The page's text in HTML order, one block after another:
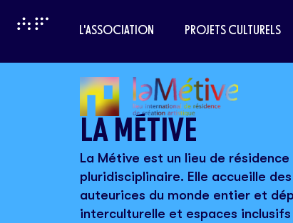
L'ASSOCIATION PROJETS CULTURELS
LA MÉTIVE
La Métive est un lieu de
pluridisciplinaire. Elle accueille
auteurices du monde entier et
interculturelle et espaces